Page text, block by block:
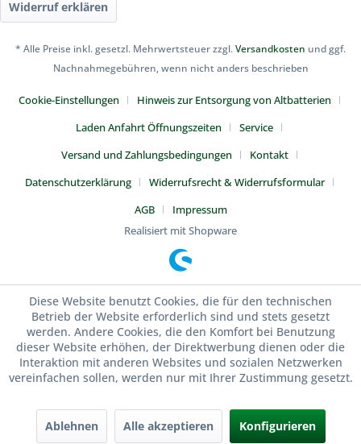
Widerruf erklären
* Alle Preise inkl. gesetzl. Mehrwertsteuer zzgl.Versandkosten und ggf.
Nachnahmegebühren, wenn nicht anders beschrieben
Cookie-Einstellungen
Hinweis zur Entsorgung von Altbatterien
Laden Anfahrt Öffnungszeiten
Service
Versand und Zahlungsbedingungen
Kontakt
Datenschutzerklärung
Widerrufsrecht & Widerrufsformular
AGB
Impressum
Realisiert mit Shopware
Diese Website benutzt Cookies, die für den technischen
Betrieb der Website erforderlich sind und stets gesetzt
werden. Andere Cookies, die den Komfort bei Benutzung
dieser Website erhöhen, der Direktwerbung dienen oder die
Interaktion mit anderen Websites und sozialen Netzwerken
vereinfachen sollen, werden nur mit Ihrer Zustimmung gesetzt.
Ablehnen Alle akzeptieren Konfigurieren